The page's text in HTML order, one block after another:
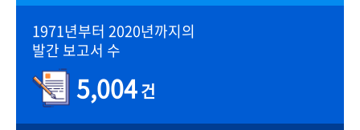
1971년부터 2020년까지의
발간 보고서 수
5,004건